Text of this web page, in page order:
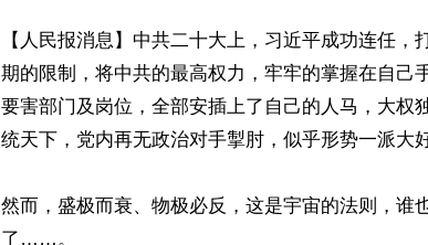
【人民报消息】中共二十大上，习近平成功连任，
期的限制，将中共的最高权力，牢牢的掌握在自己
要害部门及岗位，全部安插上了自己的人马，大权
统天下，党内再无政治对手掣肘，似乎形势一派大好
然而，盛极而衰、物极必反，这是宇宙的法则，谁
了……。